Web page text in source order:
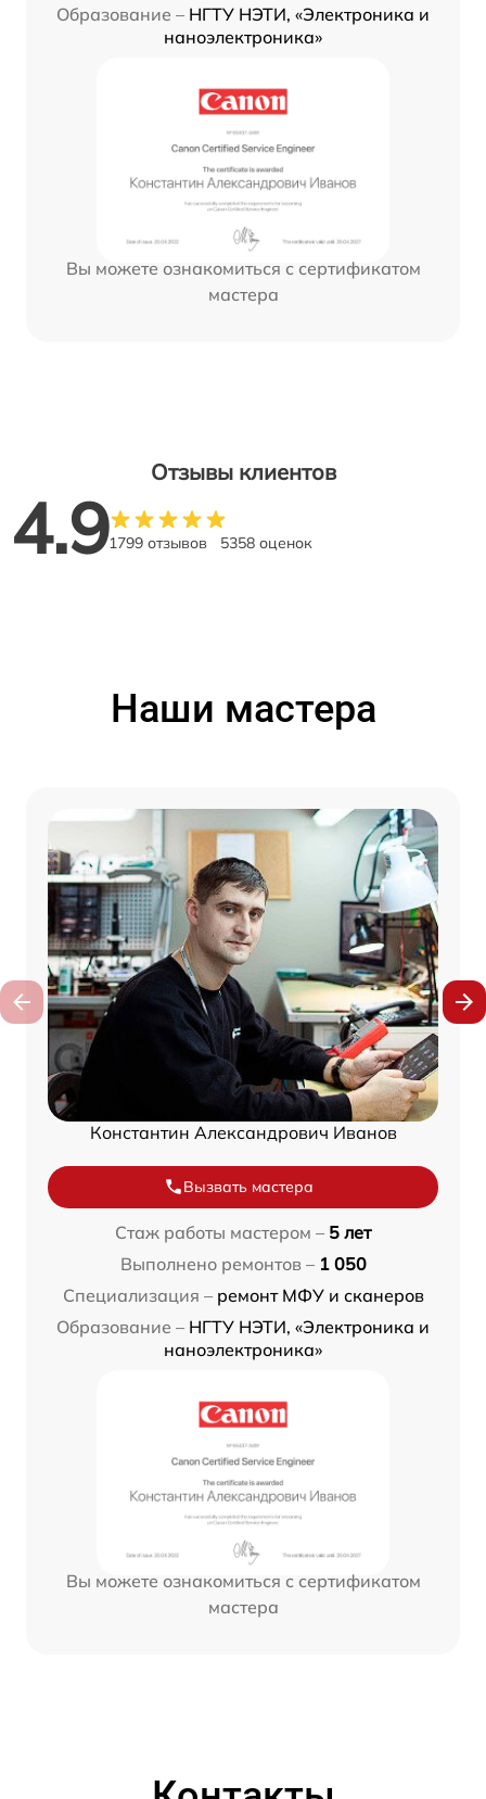
Образование – НГТУ НЭТИ, «Электроника и
наноэлектроника»
Вы можете ознакомиться с сертификатом
мастера
Отзывы клиентов
4.91799 отзывов 5358 оценок
Наши мастера
Константин Александрович Иванов
Вызвать мастера
Стаж работы мастером – 5 лет
Выполнено ремонтов – 1 050
Специализация – ремонт МФУ и сканеров
Образование – НГТУ НЭТИ, «Электроника и
наноэлектроника»
Вы можете ознакомиться с сертификатом
мастера